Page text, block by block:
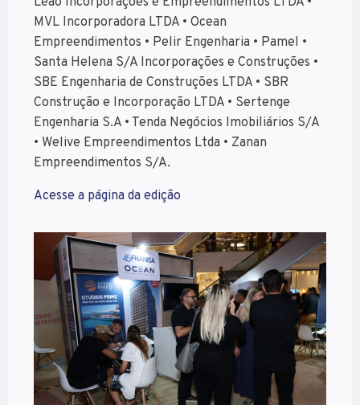
MVL Incorporadora LTDA • Ocean
Empreendimentos • Pelir Engenharia • Pamel •
Santa Helena S/A Incorporações e Construções •
SBE Engenharia de Construções LTDA • SBR
Construção e Incorporação LTDA • Sertenge
Engenharia S.A • Tenda Negócios Imobiliários S/A
• Welive Empreendimentos Ltda • Zanan
Empreendimentos S/A.
Acesse a página da edição